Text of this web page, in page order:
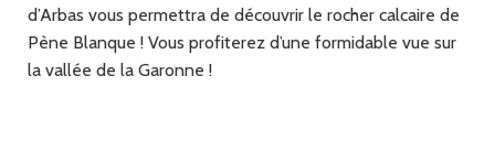
d’Arbas vous permettra de découvrir le rocher calcaire de
Pène Blanque ! Vous profiterez d’une formidable vue sur
la vallée de la Garonne !